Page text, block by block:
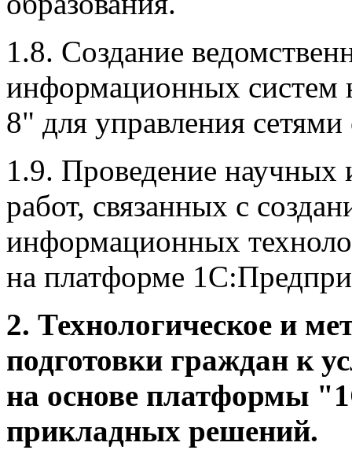
1.8. Создание
информационных систем
8" для управления
1.9. Проведение научных
работ, связанных с
информационных
на платформе
2. Технологическое и
подготовки граждан к
на основе платформы
прикладных решений.